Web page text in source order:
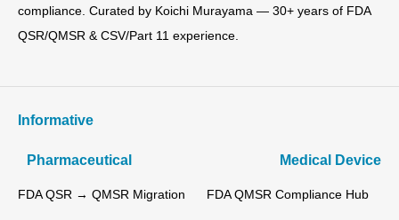
compliance. Curated by Koichi Murayama — 30+ years of FDA
QSR/QMSR & CSV/Part 11 experience.
Informative
Pharmaceutical Medical Device
FDA QSR → QMSR Migration FDA QMSR Compliance Hub